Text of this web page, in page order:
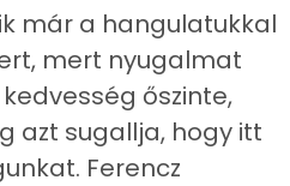
már a hangulatukkal
mert nyugalmat
őszinte,
azt sugallja, hogy itt
Ferencz